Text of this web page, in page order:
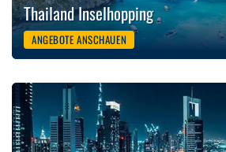
Thailand Inselhopping
ANGEBOTE ANSCHAUEN